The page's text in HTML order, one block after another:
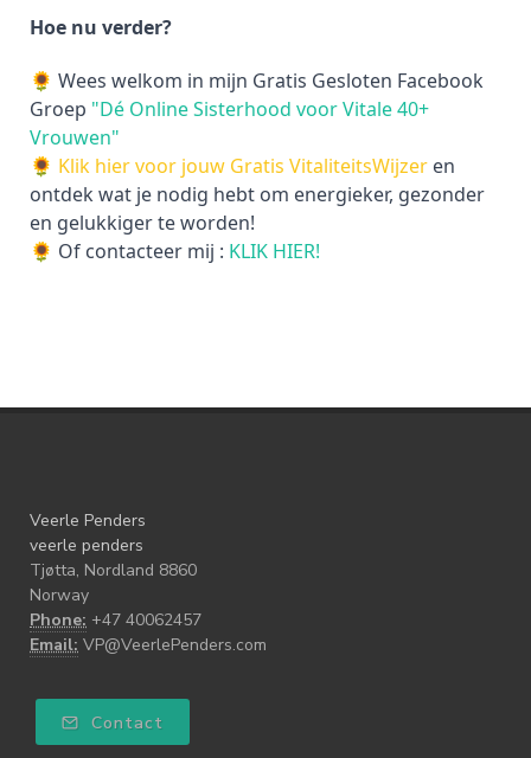
Hoe nu verder?
🌻 Wees welkom in mijn Gratis Gesloten Facebook
Groep "Dé Online Sisterhood voor Vitale 40+
Vrouwen"
🌻 Klik hier voor jouw Gratis VitaliteitsWijzer en
ontdek wat je nodig hebt om energieker, gezonder
en gelukkiger te worden!
🌻 Of contacteer mij : KLIK HIER!
Veerle Penders
veerle penders
Tjøtta, Nordland 8860
Norway
Phone: +47 40062457
Email: VP@VeerlePenders.com
Contact